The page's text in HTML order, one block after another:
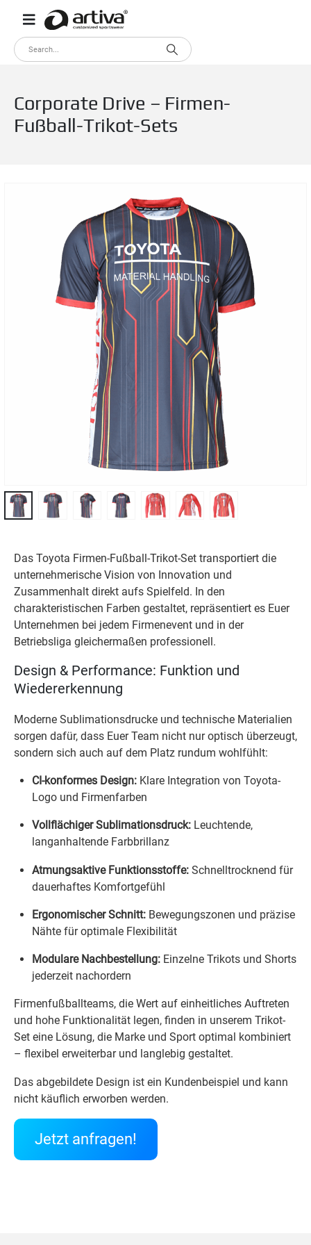
Corporate Drive – Firmen-
Fußball-Trikot-Sets
Das Toyota Firmen-Fußball-Trikot-Set transportiert die
unternehmerische Vision von Innovation und
Zusammenhalt direkt aufs Spielfeld. In den
charakteristischen Farben gestaltet, repräsentiert es Euer
Unternehmen bei jedem Firmenevent und in der
Betriebsliga gleichermaßen professionell.
Design & Performance: Funktion und
Wiedererkennung
Moderne Sublimationsdrucke und technische Materialien
sorgen dafür, dass Euer Team nicht nur optisch überzeugt,
sondern sich auch auf dem Platz rundum wohlfühlt:
CI-konformes Design: Klare Integration von Toyota-
Logo und Firmenfarben
Vollflächiger Sublimationsdruck: Leuchtende,
langanhaltende Farbbrillanz
Atmungsaktive Funktionsstoffe: Schnelltrocknend für
dauerhaftes Komfortgefühl
Ergonomischer Schnitt: Bewegungszonen und präzise
Nähte für optimale Flexibilität
Modulare Nachbestellung: Einzelne Trikots und Shorts
jederzeit nachordern
Firmenfußballteams, die Wert auf einheitliches Auftreten
und hohe Funktionalität legen, finden in unserem Trikot-
Set eine Lösung, die Marke und Sport optimal kombiniert
– flexibel erweiterbar und langlebig gestaltet.
Das abgebildete Design ist ein Kundenbeispiel und kann
nicht käuflich erworben werden.
Jetzt anfragen!